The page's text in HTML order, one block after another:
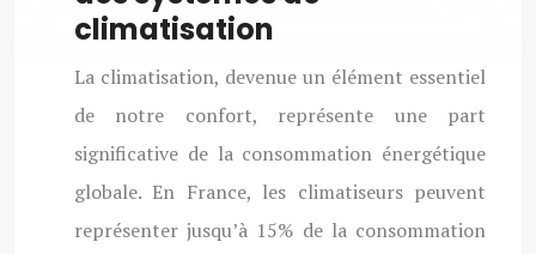
climatisation
La climatisation, devenue un élément essentiel
de notre confort, représente une part
significative de la consommation énergétique
globale. En France, les climatiseurs peuvent
représenter jusqu’à 15% de la consommation